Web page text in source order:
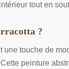
tout en
?
touche de
peinture